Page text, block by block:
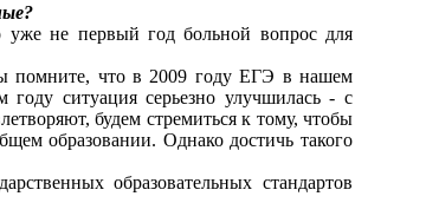
не первый год больной вопрос для
помните, что в 2009 году ЕГЭ в нашем
ситуация серьезно улучшилась - с
будем стремиться к тому, чтобы
образовании. Однако достичь такого
образовательных стандартов